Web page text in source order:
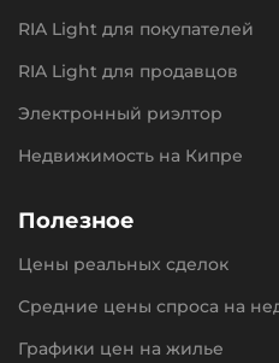
RIA Light для покупателей
RIA Light для продавцов
Электронный риэлтор
Недвижимость на Кипре
Полезное
Цены реальных сделок
Средние цены спроса на
Графики цен на жилье